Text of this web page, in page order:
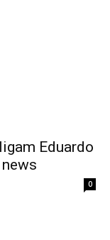
Eduardo
0